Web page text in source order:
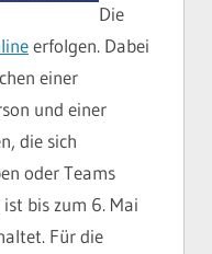
Die
erfolgen. Dabei
einer
und einer
die sich
oder Teams
bis zum 6. Mai
Für die